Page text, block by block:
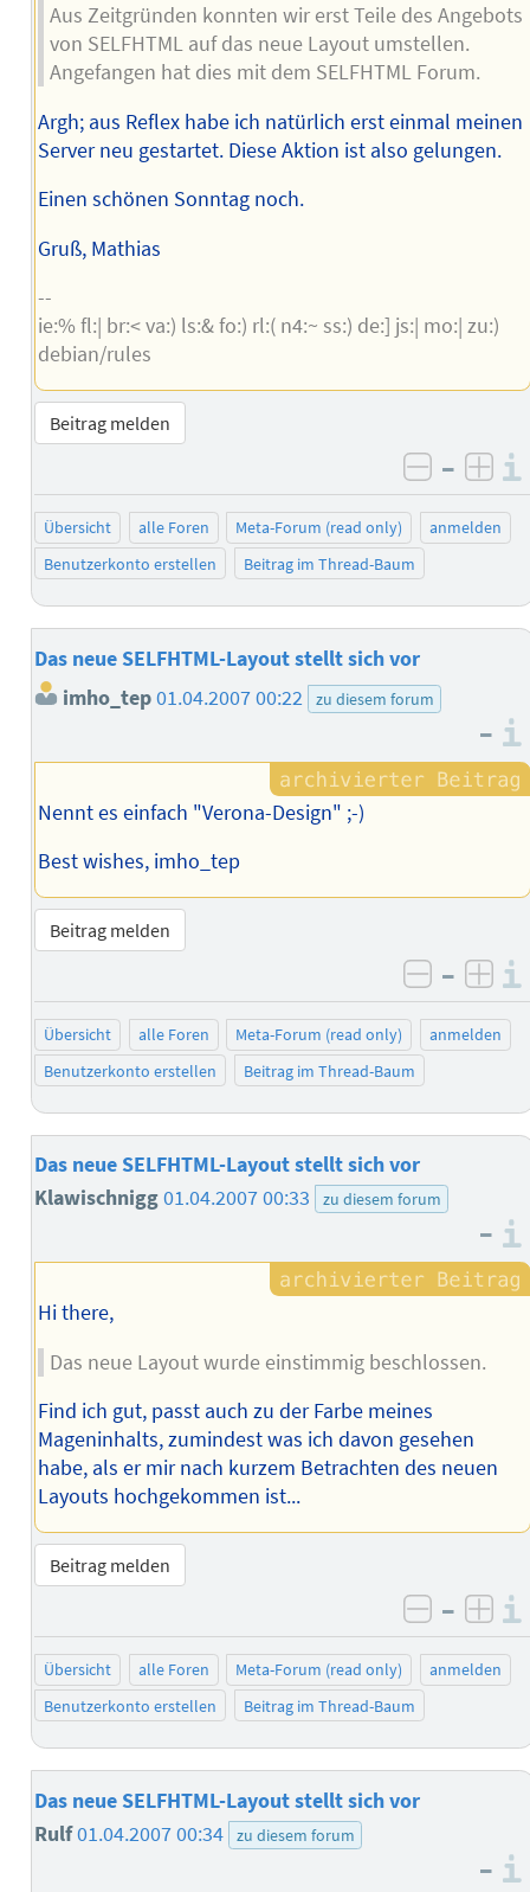
Aus Zeitgründen konnten wir erst Teile des Angebots
von SELFHTML auf das neue Layout umstellen.
Angefangen hat dies mit dem SELFHTML Forum.
Argh; aus Reflex habe ich natürlich erst einmal meinen
Server neu gestartet. Diese Aktion ist also gelungen.
Einen schönen Sonntag noch.
Gruß, Mathias
--
ie:% fl:| br:< va:) ls:& fo:) rl:( n4:~ ss:) de:] js:| mo:| zu:)
debian/rules
Beitrag melden
negativ
–
Übersicht alle Foren Meta-Forum (read only)
anmelden
Benutzerkonto erstellen
Beitrag im Thread-Baum
Das neue SELFHTML-Layout stellt sich vor
imho_tep01.04.2007 00:22 zu diesem forum
–
Nennt es einfach "Verona-Design" ;-)
Best wishes, imho_tep
Beitrag melden
negativ
–
Übersicht alle Foren Meta-Forum (read only)
anmelden
Benutzerkonto erstellen
Beitrag im Thread-Baum
Das neue SELFHTML-Layout stellt sich vor
Klawischnigg01.04.2007 00:33 zu diesem forum
–
Hi there,
Das neue Layout wurde einstimmig beschlossen.
Find ich gut, passt auch zu der Farbe meines
Mageninhalts, zumindest was ich davon gesehen
habe, als er mir nach kurzem Betrachten des neuen
Layouts hochgekommen ist...
Beitrag melden
negativ
–
Übersicht alle Foren Meta-Forum (read only)
anmelden
Benutzerkonto erstellen
Beitrag im Thread-Baum
Das neue SELFHTML-Layout stellt sich vor
Rulf01.04.2007 00:34 zu diesem forum
–